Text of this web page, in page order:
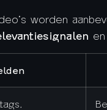
worden
en